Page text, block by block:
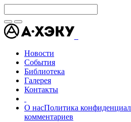
Новости
События
Библиотека
Галерея
Контакты
О насПолитика
комментариев